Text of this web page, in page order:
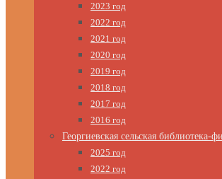
2023 год
2022 год
2021 год
2020 год
2019 год
2018 год
2017 год
2016 год
Георгиевская сельская библиотека-
2025 год
2022 год